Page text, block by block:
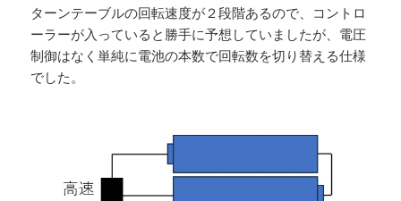
ターンテーブルの回転速度が２段階あるので、コントロ
ーラーが入っていると勝手に予想していましたが、電圧
制御はなく単純に電池の本数で回転数を切り替える仕様
でした。